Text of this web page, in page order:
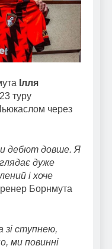
Ілля
туру
через
дебют довше. Я
дуже
і хоче
Борнмута
зі ступнею,
ми повинні